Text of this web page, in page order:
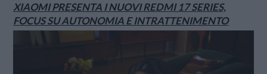
XIAOMI PRESENTA I NUOVI REDMI 17 SERIES,
FOCUS SU AUTONOMIA E INTRATTENIMENTO